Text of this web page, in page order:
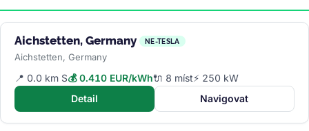
Aichstetten, Germany NE-TESLA
Aichstetten, Germany
📍 0.0 km S💰 0.410 EUR/kWh🔌 8 míst⚡ 250 kW
Detail
Navigovat